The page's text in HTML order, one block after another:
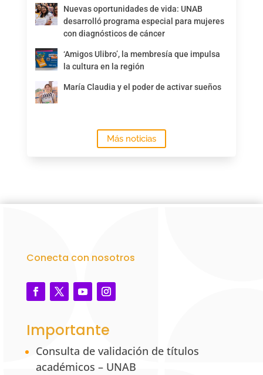
Nuevas oportunidades de vida: UNAB
desarrolló programa especial para mujeres
con diagnósticos de cáncer
‘Amigos Ulibro’, la membresía que impulsa
la cultura en la región
María Claudia y el poder de activar sueños
Más noticias
Conecta con nosotros
Importante
Consulta de validación de títulos
académicos – UNAB